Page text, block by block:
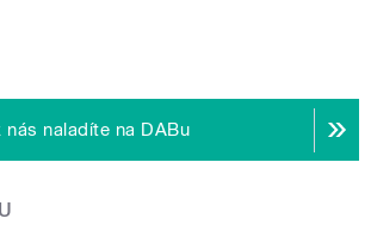
nás naladíte na DABu